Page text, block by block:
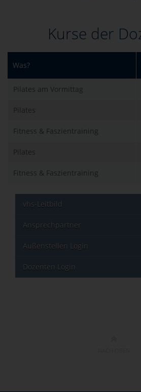
Kurse der
Was?
Pilates am Vormittag
Pilates
Fitness & Faszientraining
Pilates
Fitness & Faszientraining
vhs-Leitbild
Ansprechpartner
Außenstellen Login
Dozenten Login